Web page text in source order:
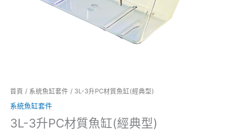
首頁 / 系統魚缸套件 / 3L-3升PC材質魚缸(經典型)
系統魚缸套件
3L-3升PC材質魚缸(經典型)